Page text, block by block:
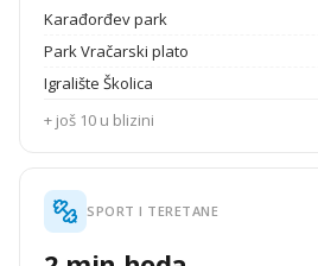
Karađorđev park
Park Vračarski plato
Igralište Školica
+ još 10 u blizini
SPORT I TERETANE